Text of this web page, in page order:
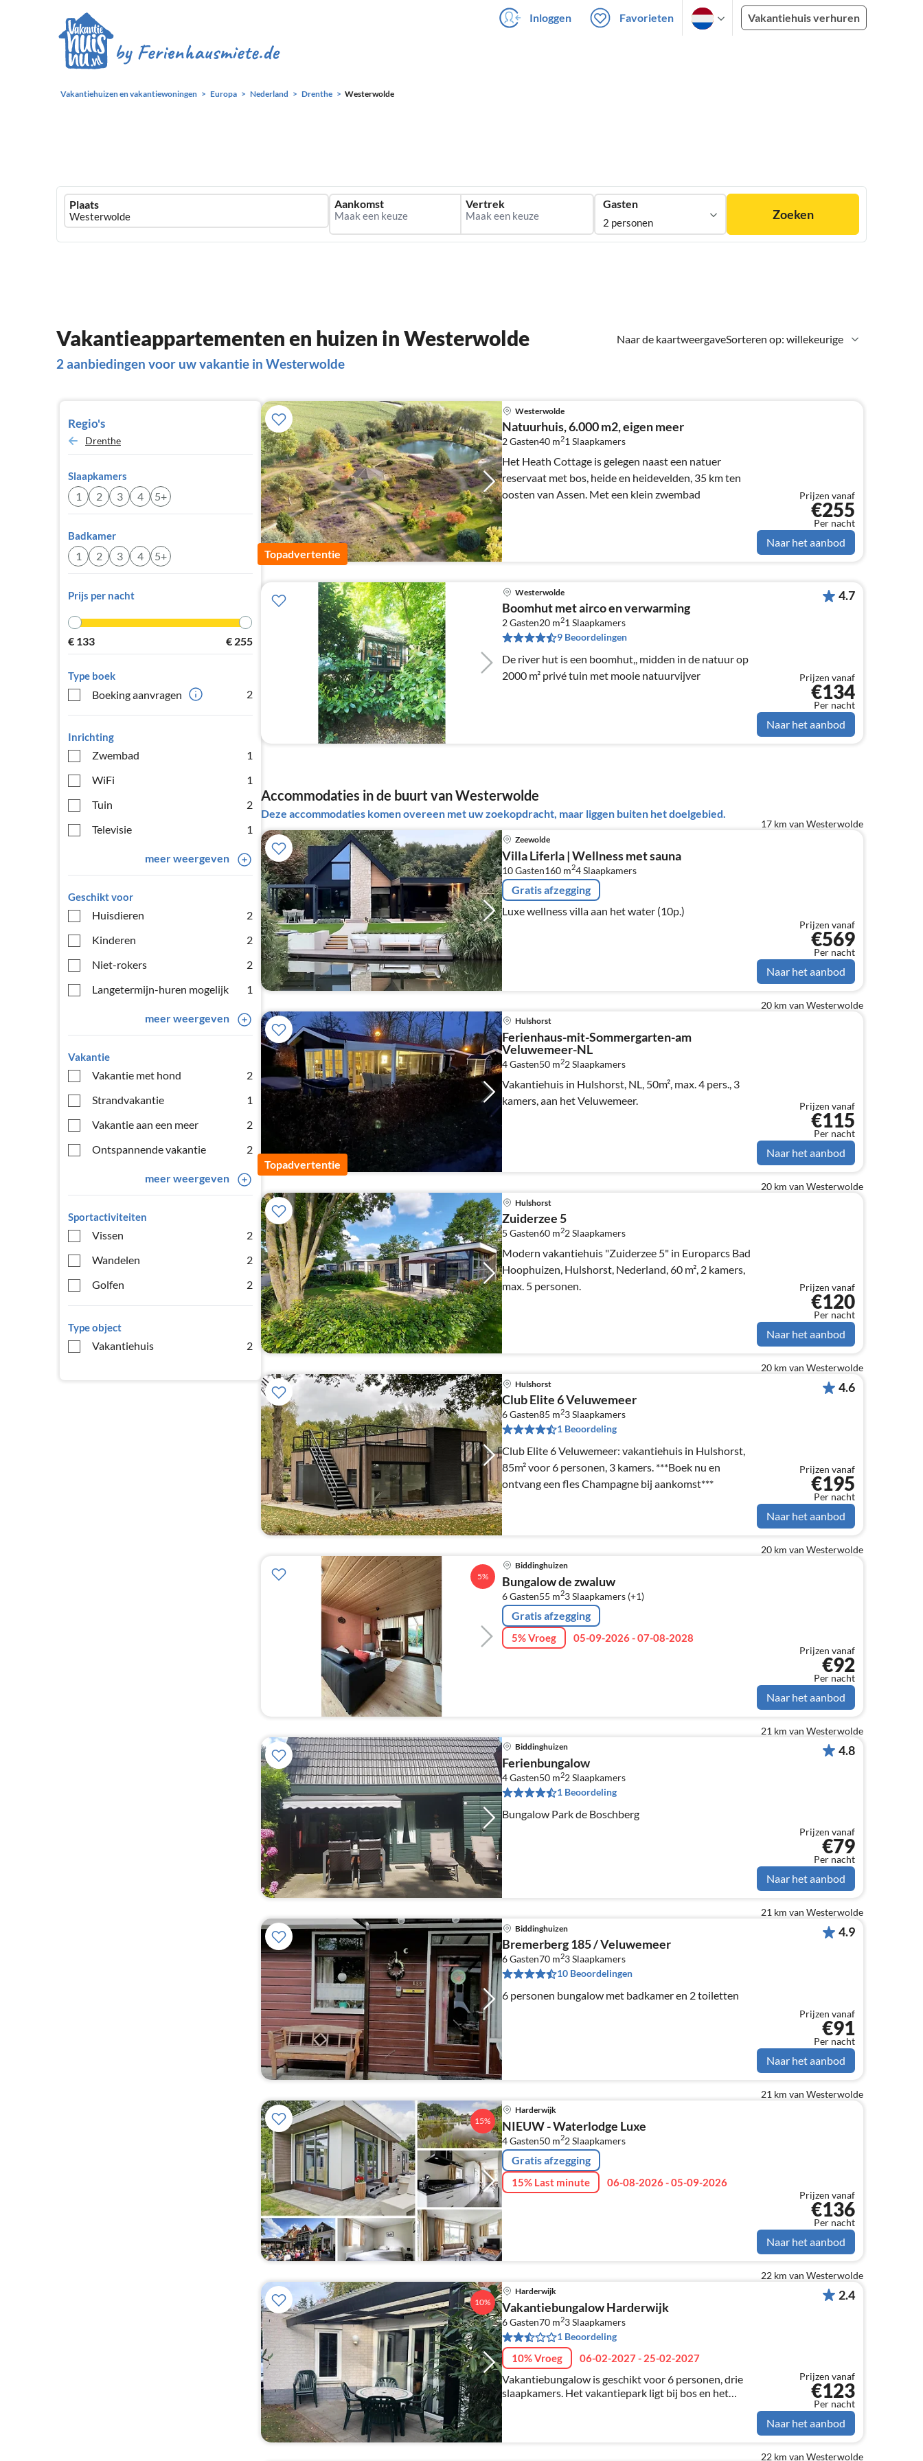
Inloggen Favorieten Vakantiehuis verhuren
Vakantiehuizen en vakantiewoningen Europa Nederland Drenthe Westerwolde
Ferienhausmiete
logo
Plaats Aankomst Vertrek Gasten
2 personen
Zoeken
Naar de kaartweergaveSorteren op: willekeurige
Vakantieappartementen en huizen in Westerwolde
2 aanbiedingen voor uw vakantie in Westerwolde
Regio's
Drenthe
Slaapkamers
1 2 3 4 5+
Badkamer
1 2 3 4 5+
Prijs per nacht
€ 133 € 255
Type boek
Boeking aanvragen 2
Inrichting
Zwembad
1
WiFi
1
Tuin
2
Televisie
1
meer weergeven
Geschikt voor
Huisdieren
2
Kinderen
2
Niet-rokers
2
Langetermijn-huren mogelijk
1
meer weergeven
Vakantie
Vakantie met hond
2
Strandvakantie
1
Vakantie aan een meer
2
Ontspannende vakantie
2
meer weergeven
Sportactiviteiten
Vissen
2
Wandelen
2
Golfen
2
Type object
Vakantiehuis 2
Topadvertentie
Westerwolde
Natuurhuis, 6.000 m2, eigen meer
2 Gasten40 m21 Slaapkamers
Het Heath Cottage is gelegen naast een natuer
reservaat met bos, heide en heidevelden, 35 km ten
oosten van Assen. Met een klein zwembad
Prijzen vanaf
€255
Per nacht
Naar het aanbod
Westerwolde
Boomhut met airco en verwarming
2 Gasten20 m21 Slaapkamers
9 Beoordelingen
De river hut is een boomhut,, midden in de natuur op
2000 m² privé tuin met mooie natuurvijver
4.7
Prijzen vanaf
€134
Per nacht
Naar het aanbod
Accommodaties in de buurt van Westerwolde
Deze accommodaties komen overeen met uw zoekopdracht, maar liggen buiten het doelgebied.
17 km van Westerwolde
Zeewolde
Villa Liferla | Wellness met sauna
10 Gasten160 m24Slaapkamers
Gratis afzegging
Luxe wellness villa aan het water (10p.)
Prijzen vanaf
€569
Per nacht
Naar het aanbod
Topadvertentie
20 km van Westerwolde
Hulshorst
Ferienhaus-mit-Sommergarten-am
Veluwemeer-NL
4 Gasten50 m22Slaapkamers
Vakantiehuis in Hulshorst, NL, 50m², max. 4 pers., 3
kamers, aan het Veluwemeer.
Prijzen vanaf
€115
Per nacht
Naar het aanbod
20 km van Westerwolde
Hulshorst
Zuiderzee 5
5 Gasten60 m22Slaapkamers
Modern vakantiehuis "Zuiderzee 5" in Europarcs Bad
Hoophuizen, Hulshorst, Nederland, 60 m², 2 kamers,
max. 5 personen.
Prijzen vanaf
€120
Per nacht
Naar het aanbod
20 km van Westerwolde
Hulshorst
Club Elite 6 Veluwemeer
6 Gasten85 m23Slaapkamers
1 Beoordeling
Club Elite 6 Veluwemeer: vakantiehuis in Hulshorst,
85m² voor 6 personen, 3 kamers. ***Boek nu en
ontvang een fles Champagne bij aankomst***
4.6
Prijzen vanaf
€195
Per nacht
Naar het aanbod
5%
20 km van Westerwolde
Biddinghuizen
Bungalow de zwaluw
6 Gasten55 m23Slaapkamers (+1)
Gratis afzegging
5% Vroeg 05-09-2026 - 07-08-2028
Prijzen vanaf
€92
Per nacht
Naar het aanbod
21 km van Westerwolde
Biddinghuizen
Ferienbungalow
4 Gasten50 m22Slaapkamers
1 Beoordeling
Bungalow Park de Boschberg
4.8
Prijzen vanaf
€79
Per nacht
Naar het aanbod
21 km van Westerwolde
Biddinghuizen
Bremerberg 185 / Veluwemeer
6 Gasten70 m23Slaapkamers
10 Beoordelingen
6 personen bungalow met badkamer en 2 toiletten
4.9
Prijzen vanaf
€91
Per nacht
Naar het aanbod
15%
21 km van Westerwolde
Harderwijk
NIEUW - Waterlodge Luxe
4 Gasten50 m22Slaapkamers
Gratis afzegging
15% Last minute 06-08-2026 - 05-09-2026
Prijzen vanaf
€136
Per nacht
Naar het aanbod
10%
22 km van Westerwolde
Harderwijk
Vakantiebungalow Harderwijk
6 Gasten70 m23Slaapkamers
1 Beoordeling
10% Vroeg 06-02-2027 - 25-02-2027
Vakantiebungalow is geschikt voor 6 personen, drie
slaapkamers. Het vakantiepark ligt bij bos en het
Veluwemeer.
2.4
Prijzen vanaf
€123
Per nacht
Naar het aanbod
22 km van Westerwolde